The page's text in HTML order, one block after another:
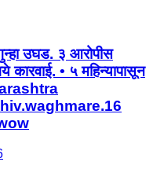
गुन्हा उघड. ३ आरोपीस
कारवाई. • ५ महिन्यापासून